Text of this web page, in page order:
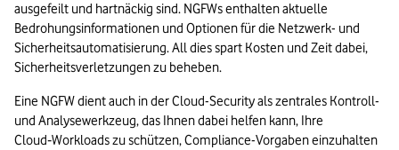
ausgefeilt und hartnäckig sind. NGFWs enthalten aktuelle
Bedrohungsinformationen und Optionen für die Netzwerk- und
Sicherheitsautomatisierung. All dies spart Kosten und Zeit dabei,
Sicherheitsverletzungen zu beheben.
Eine NGFW dient auch in der Cloud-Security als zentrales Kontroll-
und Analysewerkzeug, das Ihnen dabei helfen kann, Ihre
Cloud‑Workloads zu schützen, Compliance-Vorgaben einzuhalten